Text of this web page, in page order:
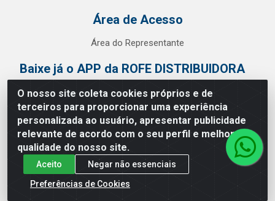
O nosso site coleta cookies próprios e de
terceiros para proporcionar uma experiência
personalizada ao usuário, apresentar publicidade
relevante de acordo com o seu perfil e melhorar a
qualidade do nosso site.
Aceito
Negar não essenciais
Preferências de Cookies
Área de Acesso
Área do Representante
Baixe já o APP da ROFE DISTRIBUIDORA